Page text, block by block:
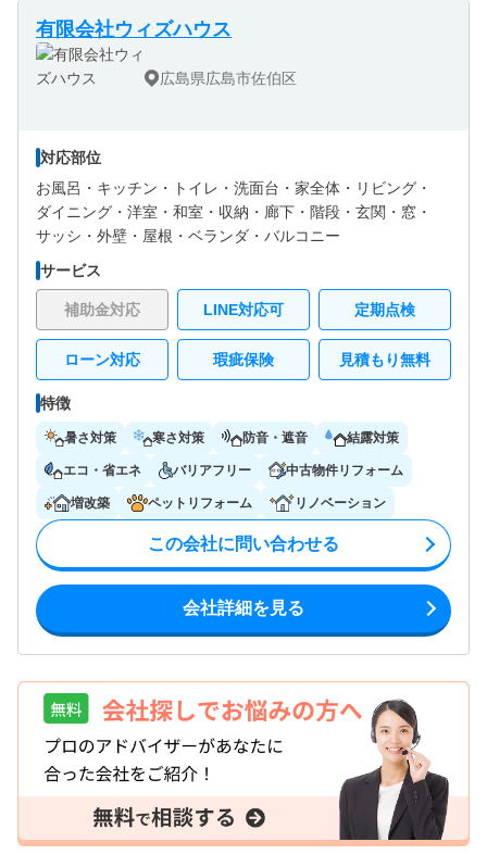
有限会社ウィズハウス
広島県広島市佐伯区
対応部位
お風呂・ キッチン・ トイレ・ 洗面台・ 家全体・ リビング・
ダイニング・ 洋室・ 和室・ 収納・ 廊下・ 階段・ 玄関・ 窓・
サッシ・ 外壁・ 屋根・ ベランダ・バルコニー
サービス
補助金対応 LINE対応可 定期点検
ローン対応 瑕疵保険 見積もり無料
特徴
暑さ対策 寒さ対策 防音・遮音 結露対策
エコ・省エネ バリアフリー 中古物件リフォーム
増改築 ペットリフォーム リノベーション
この会社に問い合わせる
会社詳細を見る